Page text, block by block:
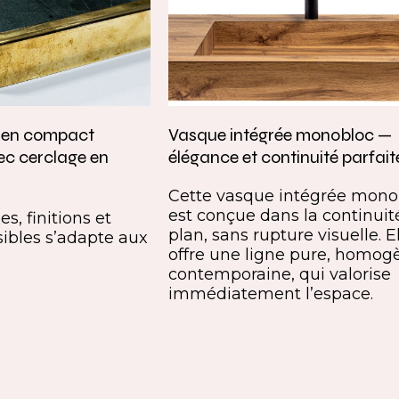
compact
cerclage en
finitions et
s’adapte aux
Vasque intégrée monobloc —
élégance et continuité
Cette vasque intégrée
est conçue dans la
plan, sans rupture visuelle.
offre une ligne pure,
contemporaine, qui valorise
immédiatement l’espace.